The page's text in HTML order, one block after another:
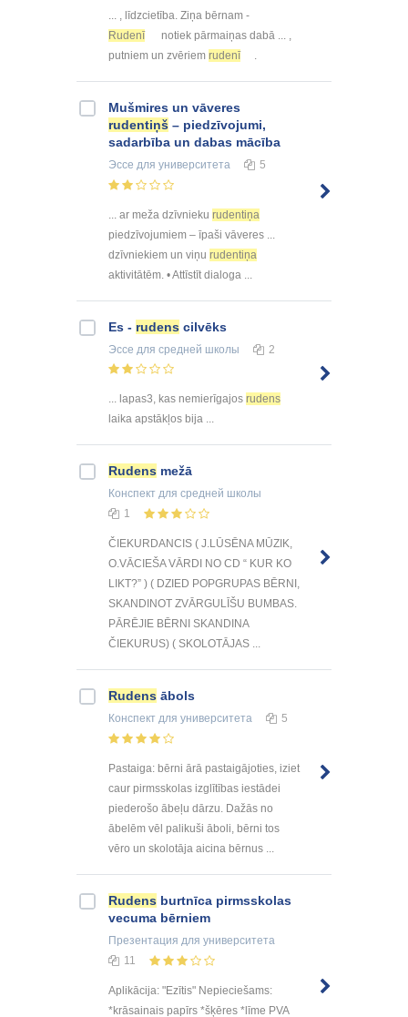
... , līdzcietība. Ziņa bērnam -
Rudenī
notiek pārmaiņas dabā ... ,
putniem un zvēriem rudenī
Mušmires un vāveres
rudentiņš – piedzīvojumi,
sadarbība un dabas mācība
Эссе для университета 5
... ar meža dzīvnieku rudentiņa
piedzīvojumiem – īpaši vāveres ...
dzīvniekiem un viņu rudentiņa
aktivitātēm. • Attīstīt dialoga ...
Es - rudens cilvēks
Эссе для средней школы 2
... lapas3, kas nemierīgajos rudens
laika apstākļos bija ...
Rudens mežā
Конспект для средней школы
1
ČIEKURDANCIS ( J.LŪSĒNA MŪZIK,
O.VĀCIEŠA VĀRDI NO CD “ KUR KO
LIKT?” ) ( DZIED POPGRUPAS BĒRNI,
SKANDINOT ZVĀRGULĪŠU BUMBAS.
PĀRĒJIE BĒRNI SKANDINA
ČIEKURUS) ( SKOLOTĀJAS ...
Rudens ābols
Конспект для университета 5
Pastaiga: bērni ārā pastaigājoties, iziet
caur pirmsskolas izglītības iestādei
piederošo ābeļu dārzu. Dažās no
ābelēm vēl palikuši āboli, bērni tos
vēro un skolotāja aicina bērnus ...
Rudens burtnīca pirmsskolas
vecuma bērniem
Презентация для университета
11
Aplikācija: "Ezītis" Nepieciešams:
*krāsainais papīrs *šķēres *līme PVA